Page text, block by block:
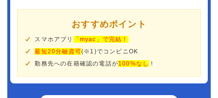
おすすめポイント
スマホアプリ
「myac」で完結！
最短20分融資可(※1)でコンビニOK
勤務先への在籍確認の電話が100%なし ！